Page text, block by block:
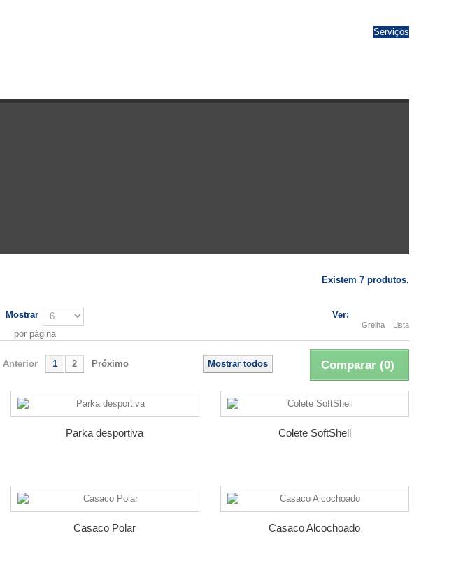
Serviços
Existem 7 produtos.
Ver:
Grelha Lista
Mostrar
por página
Comparar (0)
Mostrar todos
Anterior 1 2 Próximo
Parka desportiva Colete SoftShell
Casaco Polar Casaco Alcochoado